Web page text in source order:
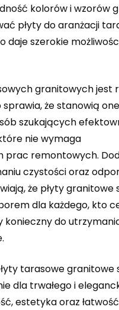
kolorów i wzorów
płyty do aranżacji
daje szerokie
granitowych jest
sprawia, że stanowią
szukających
nie wymaga
prac remontowych.
czystości oraz
że płyty granitowe
dla każdego, kto
konieczny do
tarasowe granitowe
dla trwałego i
estetyka oraz